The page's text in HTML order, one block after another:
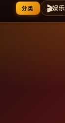
分类 🎬娱乐